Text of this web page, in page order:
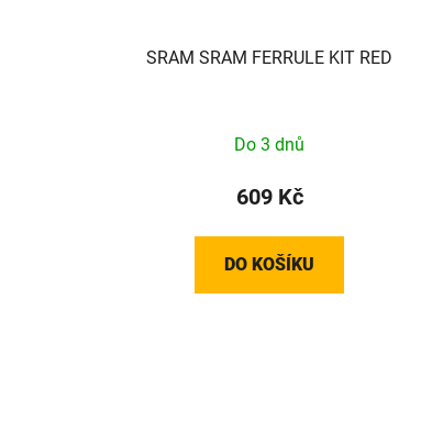
SRAM SRAM FERRULE KIT RED
Do 3 dnů
609 Kč
DO KOŠÍKU